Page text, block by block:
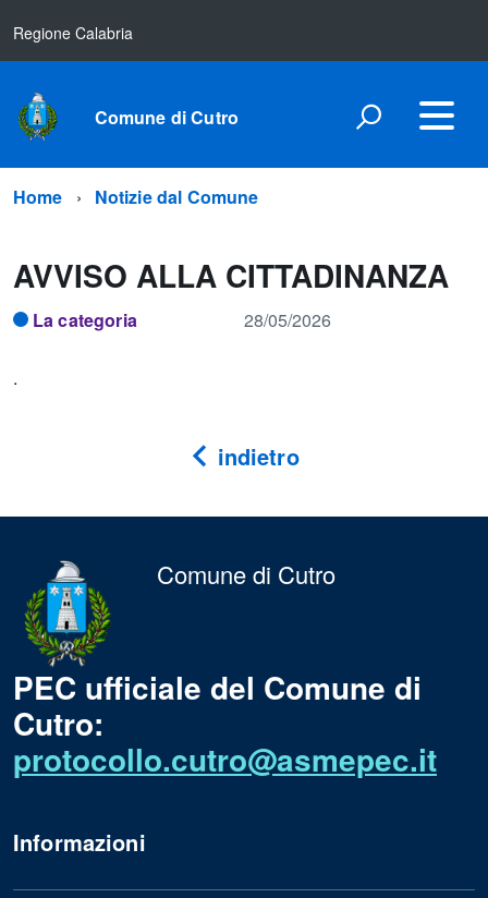
Regione Calabria
Comune di Cutro
Home Notizie dal Comune
AVVISO ALLA CITTADINANZA
La categoria 28/05/2026
.
indietro
Comune di Cutro
PEC ufficiale del Comune di
Cutro:
protocollo.cutro@asmepec.it
Informazioni